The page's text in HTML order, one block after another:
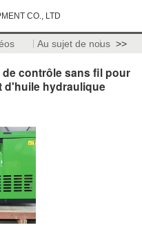
CO., LTD
Au sujet de nous >>
contrôle sans fil pour
d'huile hydraulique